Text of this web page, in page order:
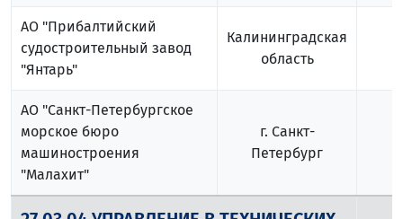
АО "Прибалтийский
судостроительный завод
"Янтарь"
Калининградская
область
АО "Санкт-Петербургское
морское бюро
машиностроения
"Малахит"
г. Санкт-
Петербург